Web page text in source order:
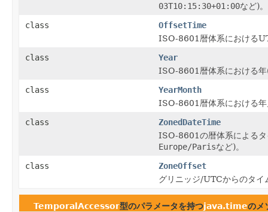
03T10:15:30+01:00など)。
class
OffsetTime
ISO-8601暦体系における
class
Year
ISO-8601暦体系における
class
YearMonth
ISO-8601暦体系における
class
ZonedDateTime
ISO-8601の暦体系による
Europe/Parisなど)。
class
ZoneOffset
グリニッジ/UTCからのタイ
TemporalAccessor型のパラメータを持つjava.timeのメ